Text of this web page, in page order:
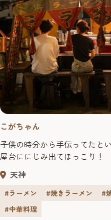
こがちゃん
子供の時分から手伝ってたと
屋台ににじみ出てほっこり！
天神
#ラーメン #焼きラーメン #
#中華料理